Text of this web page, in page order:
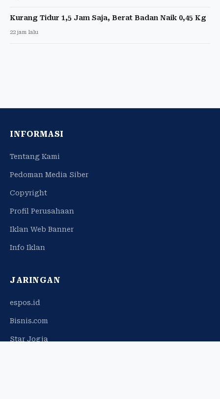
Kurang Tidur 1,5 Jam Saja, Berat Badan Naik 0,45 Kg
22 jam lalu
INFORMASI
Tentang Kami
Pedoman Media Siber
Copyright
Profil Perusahaan
Iklan Web Banner
Info Iklan
JARINGAN
espos.id
Bisnis.com
Star Jogja